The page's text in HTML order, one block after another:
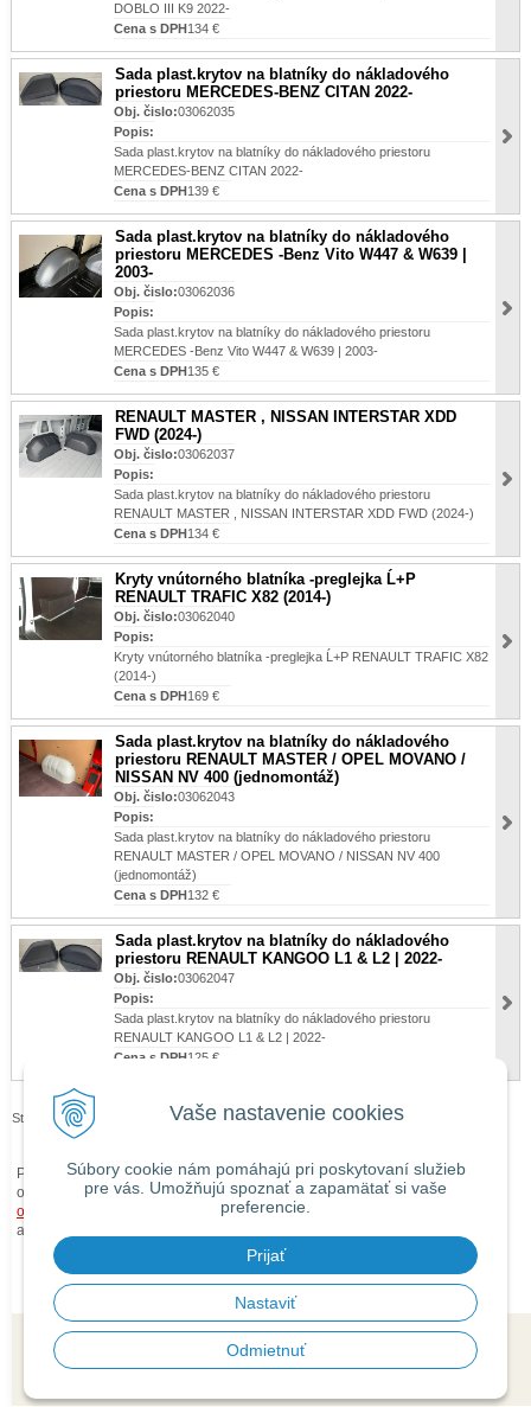
Vaše nastavenie cookies
Súbory cookie nám pomáhajú pri poskytovaní služieb
pre vás. Umožňujú spoznať a zapamätať si vaše
preferencie.
Prijať
Nastaviť
Odmietnuť
DOBLO III K9 2022-
Cena s DPH134 €
Sada plast.krytov na blatníky do nákladového
priestoru MERCEDES-BENZ CITAN 2022-
Obj. čislo:03062035
Popis:
Sada plast.krytov na blatníky do nákladového priestoru
MERCEDES-BENZ CITAN 2022-
Cena s DPH139 €
Sada plast.krytov na blatníky do nákladového
priestoru MERCEDES -Benz Vito W447 & W639 |
2003-
Obj. čislo:03062036
Popis:
Sada plast.krytov na blatníky do nákladového priestoru
MERCEDES -Benz Vito W447 & W639 | 2003-
Cena s DPH135 €
RENAULT MASTER , NISSAN INTERSTAR XDD
FWD (2024-)
Obj. čislo:03062037
Popis:
Sada plast.krytov na blatníky do nákladového priestoru
RENAULT MASTER , NISSAN INTERSTAR XDD FWD (2024-)
Cena s DPH134 €
Kryty vnútorného blatníka -preglejka Ĺ+P
RENAULT TRAFIC X82 (2014-)
Obj. čislo:03062040
Popis:
Kryty vnútorného blatníka -preglejka Ĺ+P RENAULT TRAFIC X82
(2014-)
Cena s DPH169 €
Sada plast.krytov na blatníky do nákladového
priestoru RENAULT MASTER / OPEL MOVANO /
NISSAN NV 400 (jednomontáž)
Obj. čislo:03062043
Popis:
Sada plast.krytov na blatníky do nákladového priestoru
RENAULT MASTER / OPEL MOVANO / NISSAN NV 400
(jednomontáž)
Cena s DPH132 €
Sada plast.krytov na blatníky do nákladového
priestoru RENAULT KANGOO L1 & L2 | 2022-
Obj. čislo:03062047
Popis:
Sada plast.krytov na blatníky do nákladového priestoru
RENAULT KANGOO L1 & L2 | 2022-
Cena s DPH125 €
Stránky: 1
Pri zaslaní tovaru mimo územia Slovenskej republiky budú ku každej
objednávke prirátanénáklady na dopravu mimo územia SR podľa
obchodných podmienok
. O cene Vás budeme vopred informovať telefonicky
alebo e-mailom.
© 2026 isaauto.sk • tvorba eshopu cez UNIobchod
spoločnosti